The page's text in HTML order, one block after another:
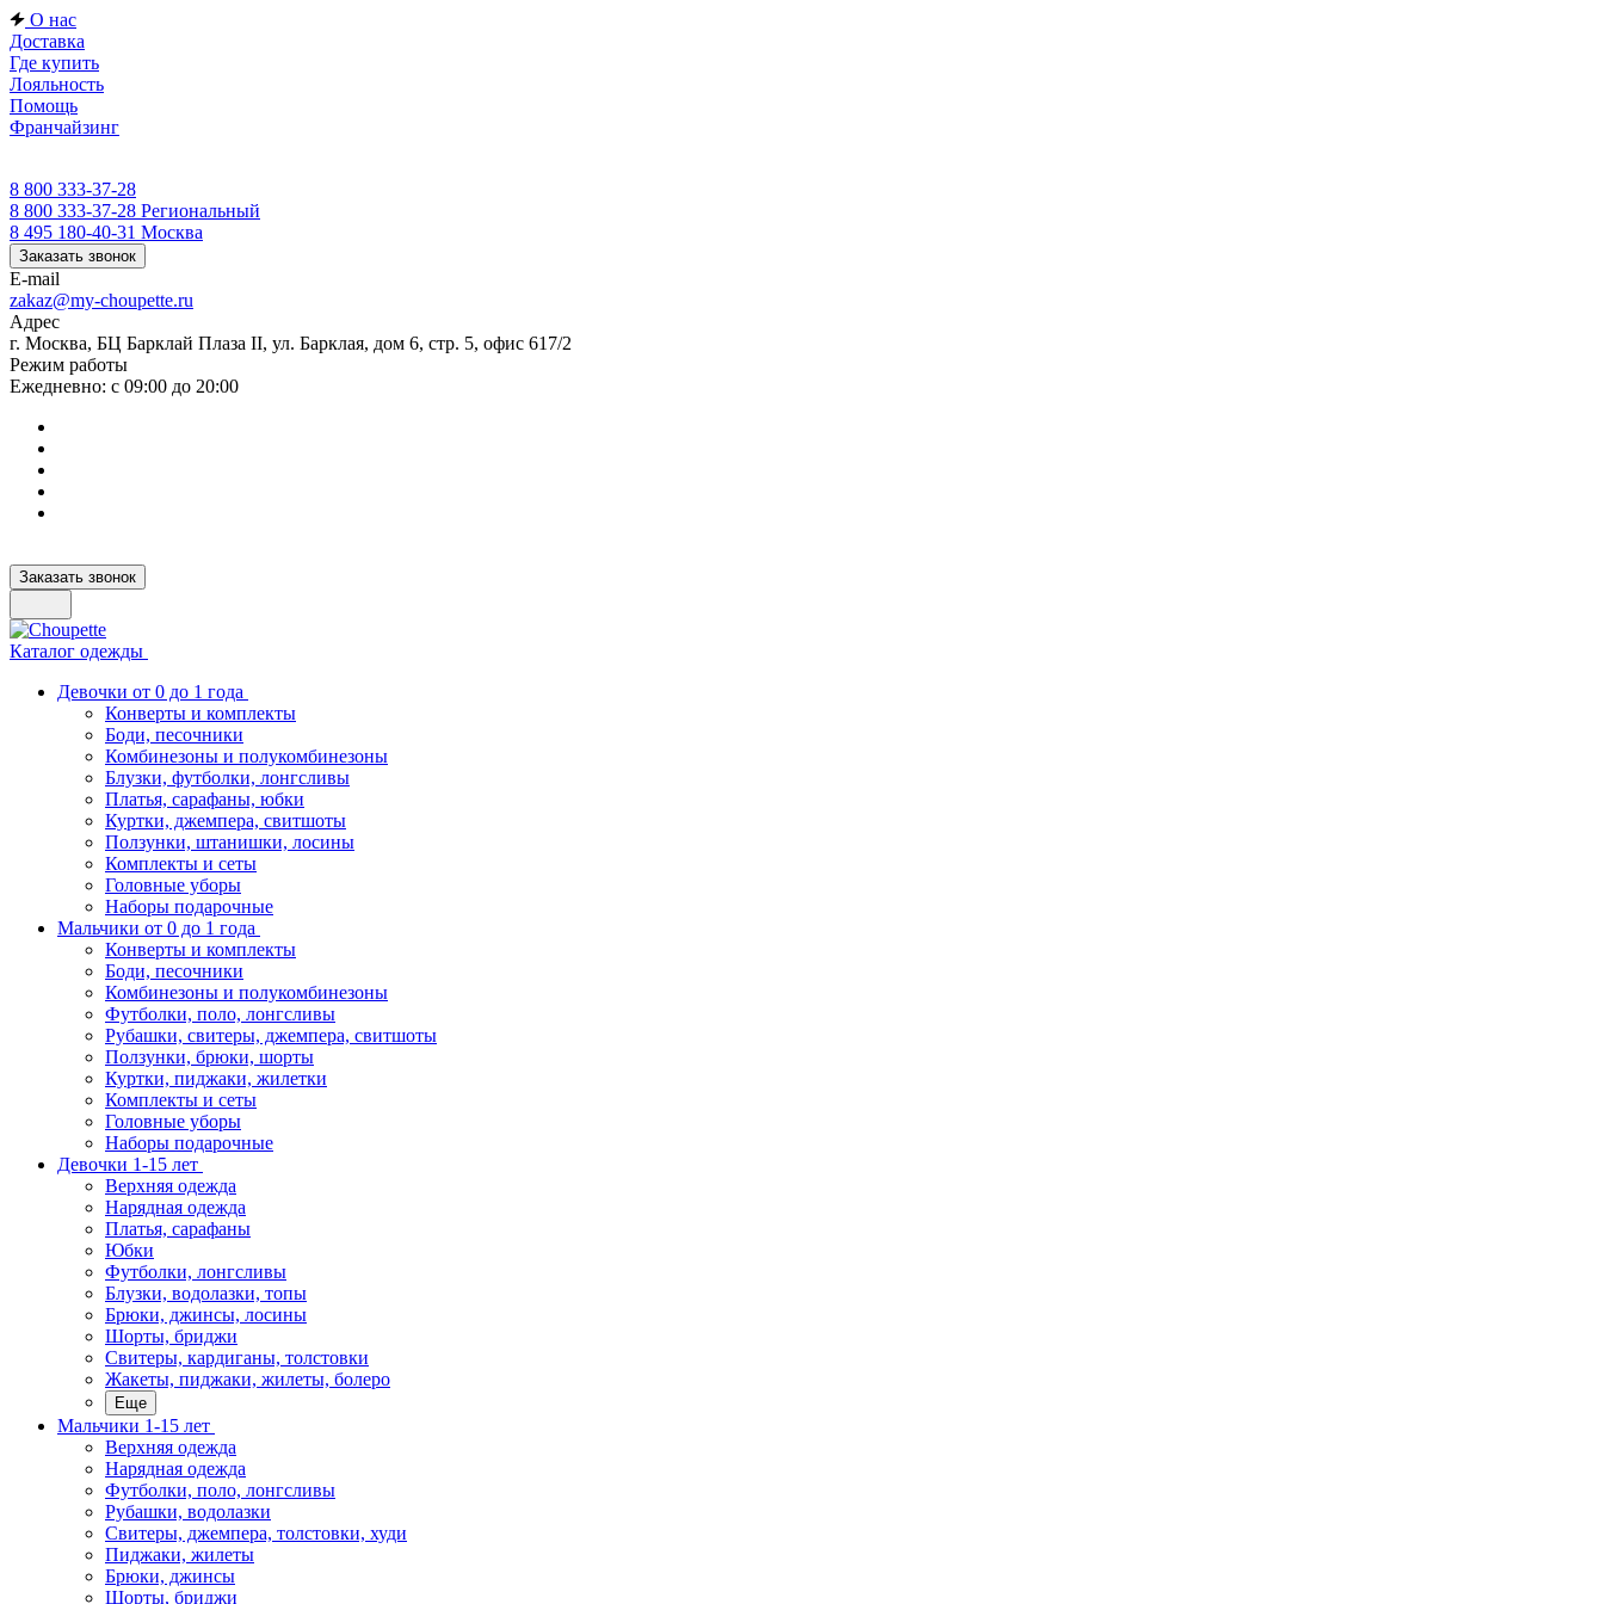
О нас
Доставка
Где купить
Лояльность
Помощь
Франчайзинг
8 800 333-37-28
8 800 333-37-28 Региональный
8 495 180-40-31 Москва
Заказать звонок
E-mail
zakaz@my-choupette.ru
Адрес
г. Москва, БЦ Барклай Плаза II, ул. Барклая, дом 6, стр. 5, офис 617/2
Режим работы
Ежедневно: с 09:00 до 20:00
Заказать звонок
Каталог одежды
Девочки от 0 до 1 года
Конверты и комплекты
Боди, песочники
Комбинезоны и полукомбинезоны
Блузки, футболки, лонгсливы
Платья, сарафаны, юбки
Куртки, джемпера, свитшоты
Ползунки, штанишки, лосины
Комплекты и сеты
Головные уборы
Наборы подарочные
Мальчики от 0 до 1 года
Конверты и комплекты
Боди, песочники
Комбинезоны и полукомбинезоны
Футболки, поло, лонгсливы
Рубашки, свитеры, джемпера, свитшоты
Ползунки, брюки, шорты
Куртки, пиджаки, жилетки
Комплекты и сеты
Головные уборы
Наборы подарочные
Девочки 1-15 лет
Верхняя одежда
Нарядная одежда
Платья, сарафаны
Юбки
Футболки, лонгсливы
Блузки, водолазки, топы
Брюки, джинсы, лосины
Шорты, бриджи
Свитеры, кардиганы, толстовки
Жакеты, пиджаки, жилеты, болеро
Еще
Мальчики 1-15 лет
Верхняя одежда
Нарядная одежда
Футболки, поло, лонгсливы
Рубашки, водолазки
Свитеры, джемпера, толстовки, худи
Пиджаки, жилеты
Брюки, джинсы
Шорты, бриджи